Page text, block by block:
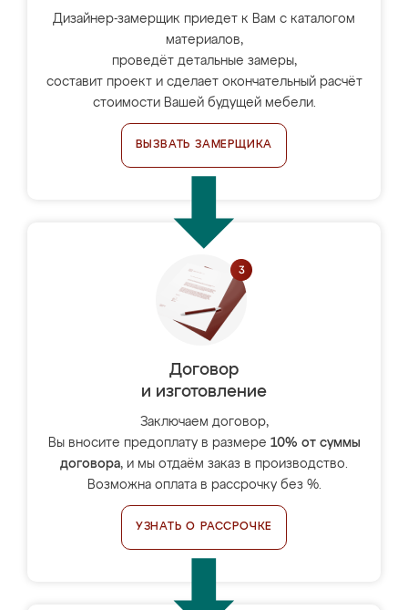
Дизайнер-замерщик приедет к Вам с каталогом
материалов,
проведёт детальные замеры,
составит проект и сделает окончательный расчёт
стоимости Вашей будущей мебели.
ВЫЗВАТЬ ЗАМЕРЩИКА
Договор
и изготовление
Заключаем договор,
Вы вносите предоплату в размере 10% от суммы
договора, и мы отдаём заказ в производство.
Возможна оплата в рассрочку без %.
УЗНАТЬ О РАССРОЧКЕ